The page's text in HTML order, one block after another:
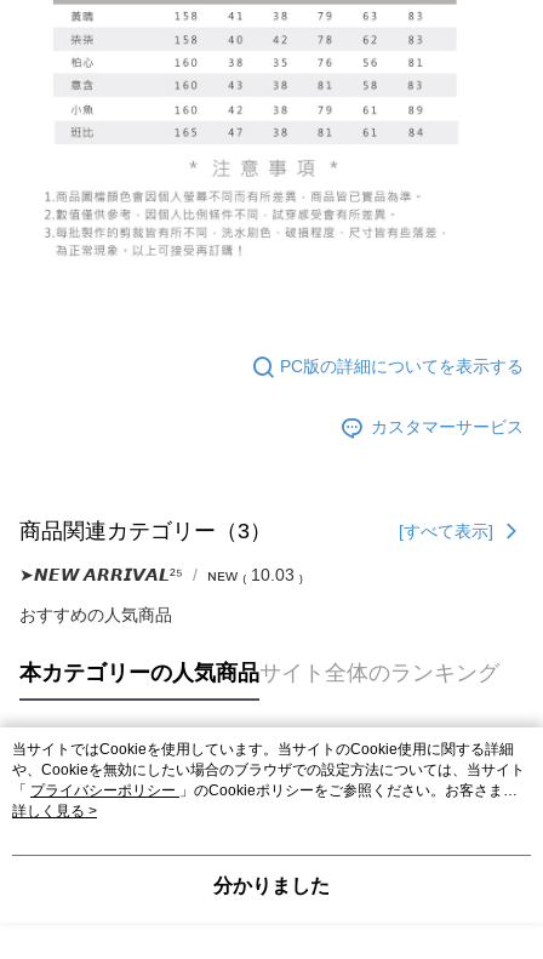
PC版の詳細についてを表示する
カスタマーサービス
商品関連カテゴリー（3） [すべて表示]
➤𝙉𝙀𝙒 𝘼𝙍𝙍𝙄𝙑𝘼𝙇²⁵ ɴᴇᴡ ₍ 10.03 ₎
おすすめの人気商品
本カテゴリーの人気商品サイト全体のランキング
人気タグ
当サイトではCookieを使用しています。当サイトのCookie使用に関する詳細
や、Cookieを無効にしたい場合のブラウザでの設定方法については、当サイト
「 プライバシーポリシー 」のCookieポリシーをご参照ください。お客さま
が、当サイトを引き続き使用される場合、当社がサイト利用規約のCookieポリ
詳しく見る >
分かりました